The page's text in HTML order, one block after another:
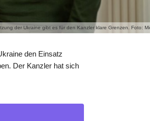
der Ukraine gibt es für den Kanzler klare Grenzen. Foto:
den Einsatz
Der Kanzler hat sich